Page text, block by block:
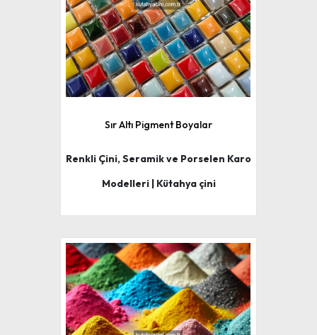
Sır Altı Pigment Boyalar
Renkli Çini, Seramik ve Porselen Karo
Modelleri | Kütahya çini